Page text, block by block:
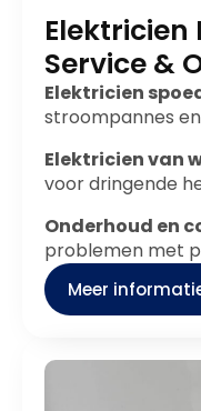
Service &
Elektricien
stroompannes
Elektricien van
voor dringende
Onderhoud en
problemen met
Meer